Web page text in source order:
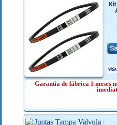
Garantia de fábrica 1 meses